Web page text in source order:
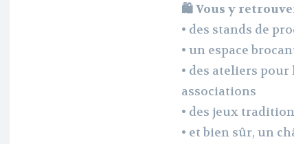
🛍️ Vous y
• des stands de
• un espace
• des ateliers
associations
• des jeux
• et bien sûr, un